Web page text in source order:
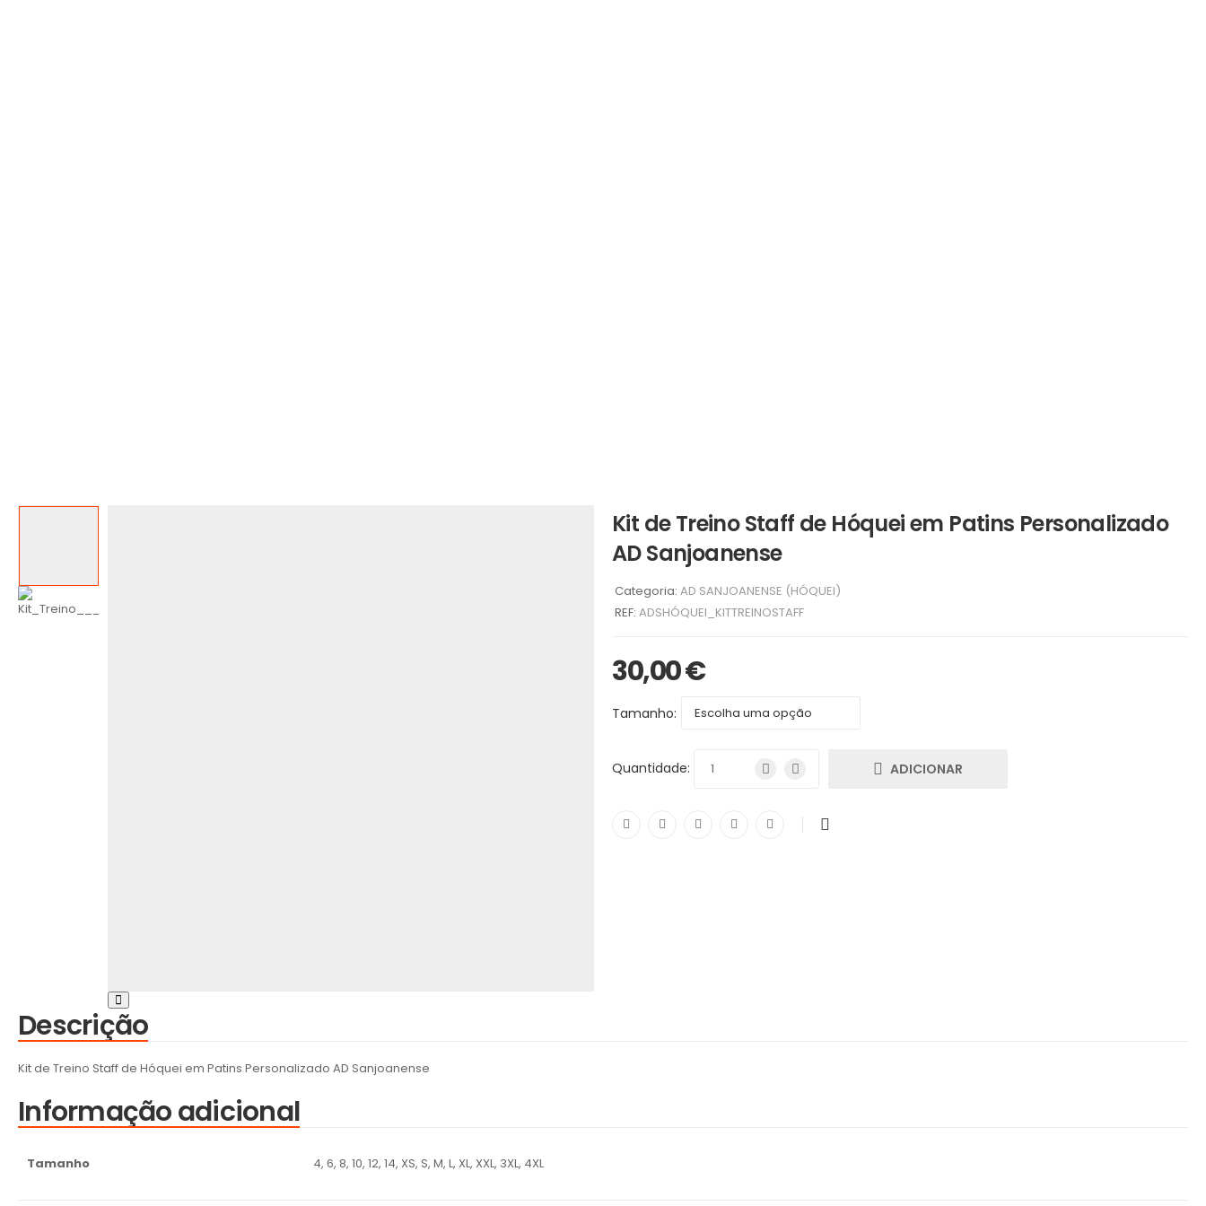
Kit de Treino Staff de Hóquei em Patins Personalizado
AD Sanjoanense
Categoria: AD SANJOANENSE (HÓQUEI)
REF: ADSHÓQUEI_KITTREINOSTAFF
30,00€
Tamanho:
Quantidade: ADICIONAR
Descrição
Kit de Treino Staff de Hóquei em Patins Personalizado AD Sanjoanense
Informação adicional
Tamanho 4, 6, 8, 10, 12, 14, XS, S, M, L, XL, XXL, 3XL, 4XL